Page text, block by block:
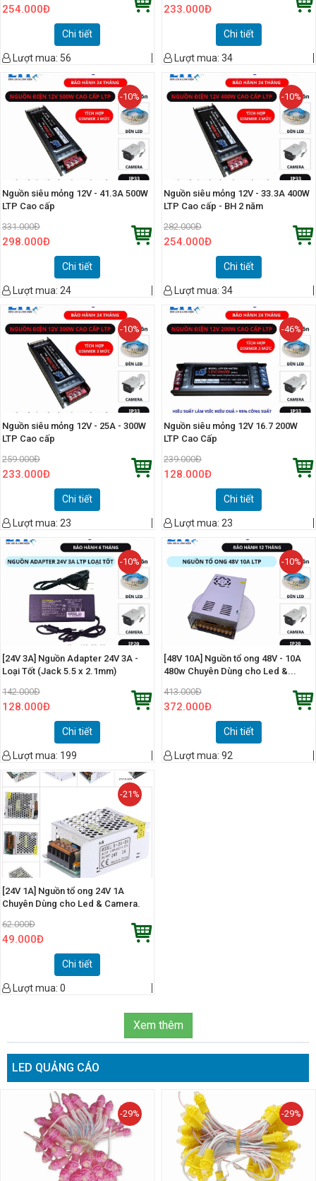
254.000Đ
Chi tiết
Lượt mua: 56
233.000Đ
Chi tiết
Lượt mua: 34
-10%
Nguồn siêu mỏng 12V - 41.3A 500W
LTP Cao cấp
331.000Đ
298.000Đ
Chi tiết
Lượt mua: 24
-10%
Nguồn siêu mỏng 12V - 33.3A 400W
LTP Cao cấp - BH 2 năm
282.000Đ
254.000Đ
Chi tiết
Lượt mua: 34
-10%
Nguồn siêu mỏng 12V - 25A - 300W
LTP Cao cấp
259.000Đ
233.000Đ
Chi tiết
Lượt mua: 23
-46%
Nguồn siêu mỏng 12V 16.7 200W
LTP Cao Cấp
239.000Đ
128.000Đ
Chi tiết
Lượt mua: 23
-10%
[24V 3A] Nguồn Adapter 24V 3A -
Loại Tốt (Jack 5.5 x 2.1mm)
142.000Đ
128.000Đ
Chi tiết
Lượt mua: 199
-10%
[48V 10A] Nguồn tổ ong 48V - 10A
480w Chuyên Dùng cho Led &...
413.000Đ
372.000Đ
Chi tiết
Lượt mua: 92
-21%
[24V 1A] Nguồn tổ ong 24V 1A
Chuyên Dùng cho Led & Camera.
62.000Đ
49.000Đ
Chi tiết
Lượt mua: 0
Xem thêm
LED QUẢNG CÁO
-29% -29%